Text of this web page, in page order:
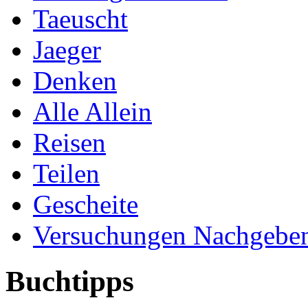
Taeuscht
Jaeger
Denken
Alle Allein
Reisen
Teilen
Gescheite
Versuchungen
Buchtipps